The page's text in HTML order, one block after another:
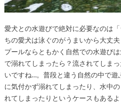
愛犬との水遊びで絶対に必要なのは「
ちの愛犬は泳ぐのがうまいから大丈
プールならともかく自然での水遊び
で溺れてしまったら？流されてしま
いですね…。普段と違う自然の中で遊
に気付かず溺れてしまったり、水中
れてしまったりというケースもあるよ